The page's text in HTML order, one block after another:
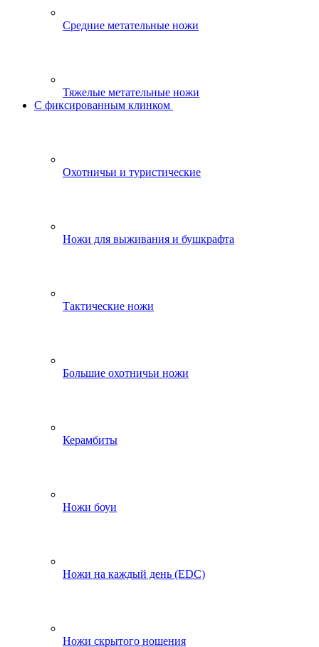
Средние метательные ножи
Тяжелые метательные ножи
С фиксированным клинком
Охотничьи и туристические
Ножи для выживания и бушкрафта
Тактические ножи
Большие охотничьи ножи
Керамбиты
Ножи боуи
Ножи на каждый день (EDC)
Ножи скрытого ношения